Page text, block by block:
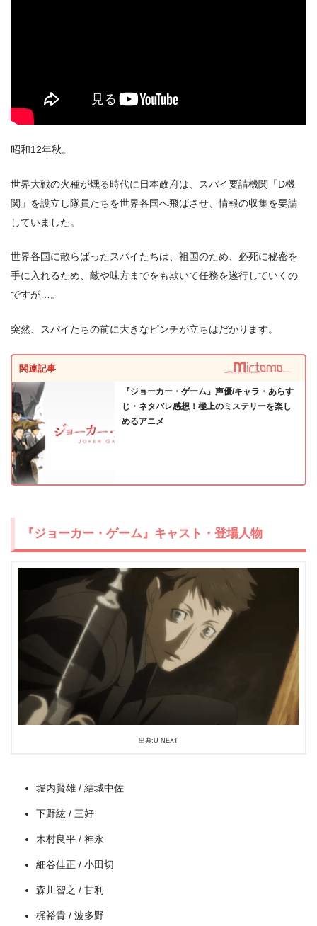
出典: U-NEXT
＼＼31日間無料!!お試し解約もOK／／
今すぐ無料でU-NEXTで見る
昭和12年秋。
世界大戦の火種が燻る時代に日本政府は、スパイ要請機関「D機
関」を設立し隊員たちを世界各国へ飛ばさせ、情報の収集を要請
していました。
世界各国に散らばったスパイたちは、祖国のため、必死に秘密を
手に入れるため、敵や味方までをも欺いて任務を遂行していくの
ですが…。
突然、スパイたちの前に大きなピンチが立ちはだかります。
関連記事
『ジョーカー・ゲーム』声優/キャラ・あらす
じ・ネタバレ感想！極上のミステリーを楽し
めるアニメ
『ジョーカー・ゲーム』キャスト・登場人物
出典:U-NEXT
堀内賢雄 / 結城中佐
下野紘 / 三好
木村良平 / 神永
細谷佳正 / 小田切
森川智之 / 甘利
梶裕貴 / 波多野